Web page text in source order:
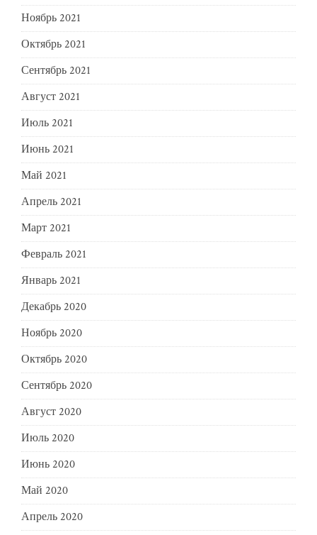
Ноябрь 2021
Октябрь 2021
Сентябрь 2021
Август 2021
Июль 2021
Июнь 2021
Май 2021
Апрель 2021
Март 2021
Февраль 2021
Январь 2021
Декабрь 2020
Ноябрь 2020
Октябрь 2020
Сентябрь 2020
Август 2020
Июль 2020
Июнь 2020
Май 2020
Апрель 2020